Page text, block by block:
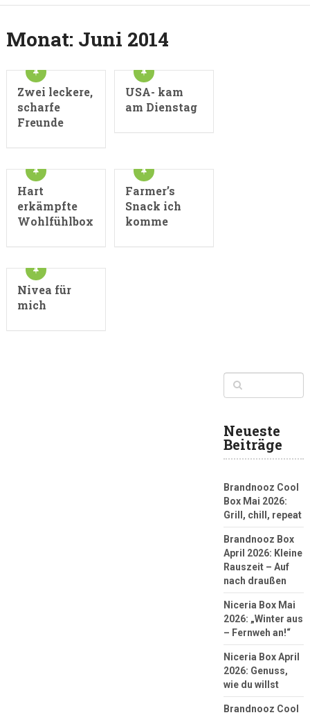
Monat: Juni 2014
Zwei leckere,
scharfe
Freunde
USA- kam
am Dienstag
Hart
erkämpfte
Wohlfühlbox
Farmer’s
Snack ich
komme
Nivea für
mich
Neueste
Beiträge
Brandnooz Cool
Box Mai 2026:
Grill, chill, repeat
Brandnooz Box
April 2026: Kleine
Rauszeit – Auf
nach draußen
Niceria Box Mai
2026: „Winter aus
– Fernweh an!“
Niceria Box April
2026: Genuss,
wie du willst
Brandnooz Cool